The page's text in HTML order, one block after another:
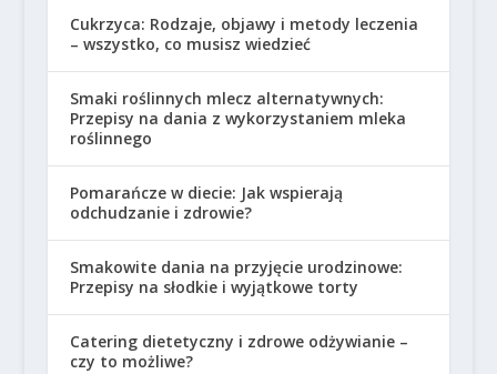
Cukrzyca: Rodzaje, objawy i metody leczenia
– wszystko, co musisz wiedzieć
Smaki roślinnych mlecz alternatywnych:
Przepisy na dania z wykorzystaniem mleka
roślinnego
Pomarańcze w diecie: Jak wspierają
odchudzanie i zdrowie?
Smakowite dania na przyjęcie urodzinowe:
Przepisy na słodkie i wyjątkowe torty
Catering dietetyczny i zdrowe odżywianie –
czy to możliwe?